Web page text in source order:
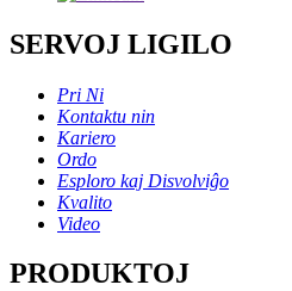
SERVOJ LIGILO
Pri Ni
Kontaktu nin
Kariero
Ordo
Esploro kaj Disvolviĝo
Kvalito
Video
PRODUKTOJ